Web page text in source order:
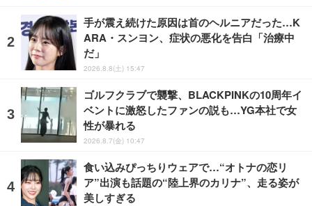
手が震え続けた原因は首のヘルニアだった…K
ARA・スンヨン、症状の悪化を告白「治療中
だ」
2026.8.8(土) 15:47
ゴルフクラブで襲撃、BLACKPINKの10周年イ
ベントに激怒したファンの説も…YG本社で女
性が暴れる
2026.8.7(金) 10:47
食い込みぴっちりウェアで…“オトナの恋リ
ア”出演も話題の“陸上界のカリナ”、走る姿が
美しすぎる